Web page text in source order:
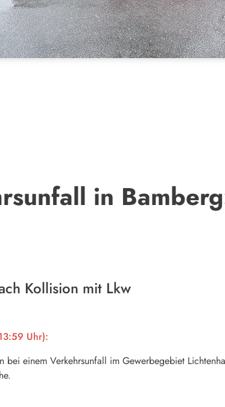
in
Kollision mit Lkw
Uhr):
bei einem Verkehrsunfall im Gewerbegebiet